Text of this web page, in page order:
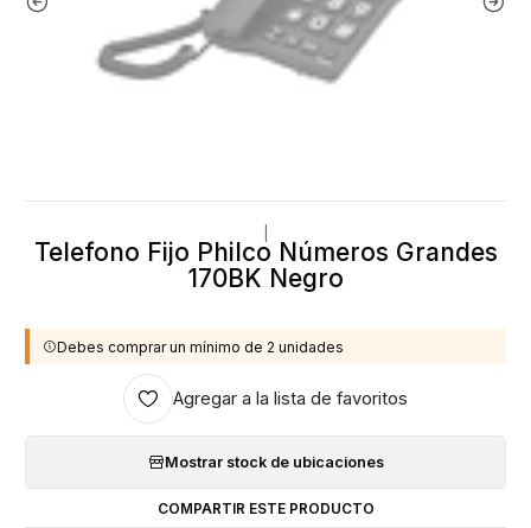
Telefono Fijo Philco Números Grandes
170BK Negro
Debes comprar un mínimo de 2 unidades
Agregar a la lista de favoritos
Mostrar stock de ubicaciones
COMPARTIR ESTE PRODUCTO